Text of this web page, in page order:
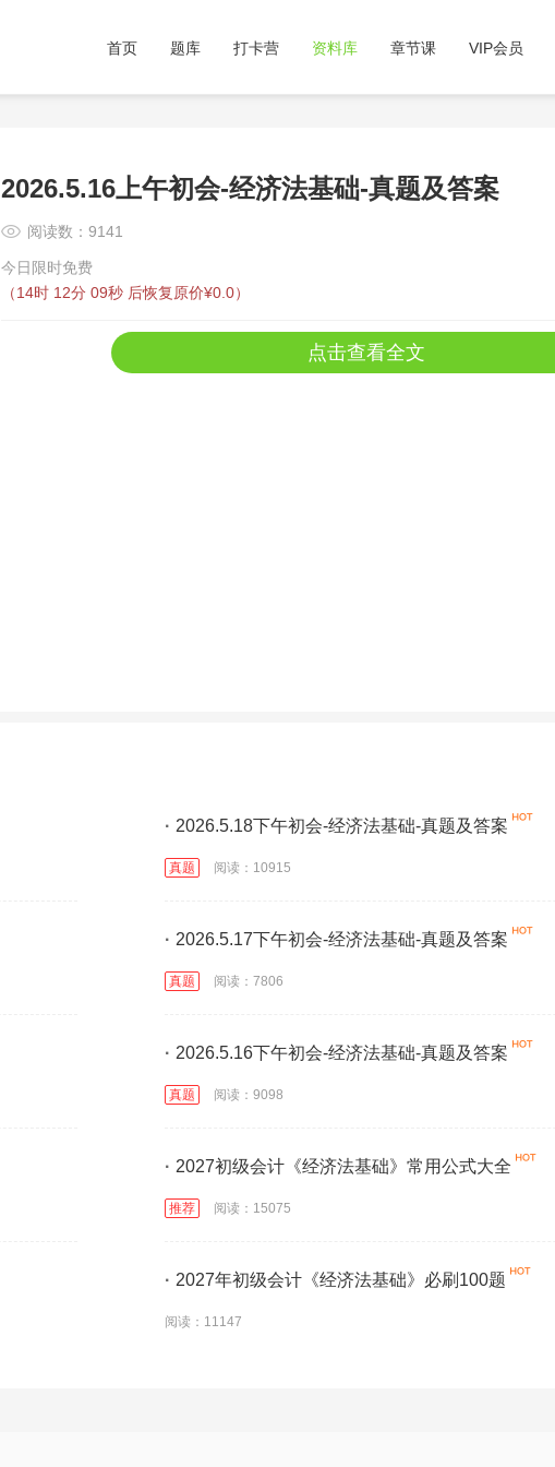
首页 题库 打卡营 资料库 章节课 VIP会员
2026.5.16上午初会-经济法基础-真题及答案
阅读数：9141
今日限时免费
（14时 12分 09秒 后恢复原价¥0.0）
点击查看全文
· 2026.5.18下午初会-经济法基础-真题及答案
真题 阅读：10915
· 2026.5.17下午初会-经济法基础-真题及答案
真题 阅读：7806
· 2026.5.16下午初会-经济法基础-真题及答案
真题 阅读：9098
· 2027初级会计《经济法基础》常用公式大全
推荐 阅读：15075
· 2027年初级会计《经济法基础》必刷100题
阅读：11147